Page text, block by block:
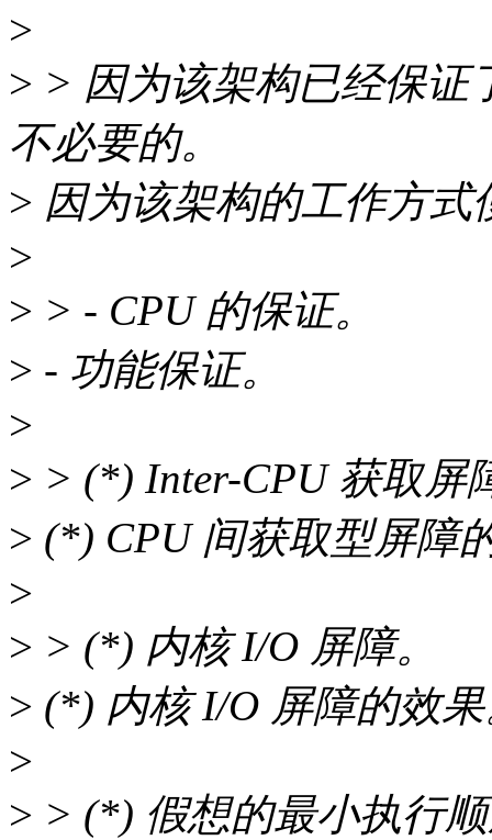
>
> > 因为该架构已经保证
不必要的。
> 因为该架构的工作方
>
> > - CPU 的保证。
> - 功能保证。
>
> > (*) Inter-CPU 获取屏
> (*) CPU 间获取型屏障
>
> > (*) 内核 I/O 屏障。
> (*) 内核 I/O 屏障的效
>
> > (*) 假想的最小执行